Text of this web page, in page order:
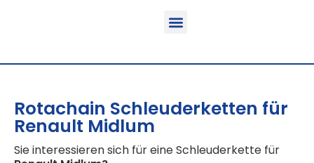
Rotachain Schleuderketten für
Renault Midlum
Sie interessieren sich für eine Schleuderkette für